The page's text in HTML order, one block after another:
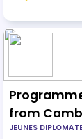
au présent,
réunions et
Programme
from
JEUNES